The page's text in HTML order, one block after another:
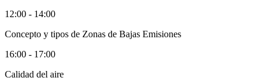
12:00 - 14:00
Concepto y tipos de Zonas de Bajas Emisiones
16:00 - 17:00
Calidad del aire